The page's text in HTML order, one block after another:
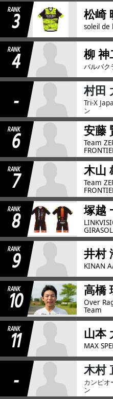
RANK
3 松崎
soleil de
RANK
4 柳 神
バルバク
- 村田
Tri-X
ン
RANK
6 安藤
Team
RANK
7 木山
Team
RANK
8 塚越
RANK
9 井村
KINAN
RANK
10 高橋
Over
Team
RANK
11 山本
MAX
- 木村
カンピ
ン